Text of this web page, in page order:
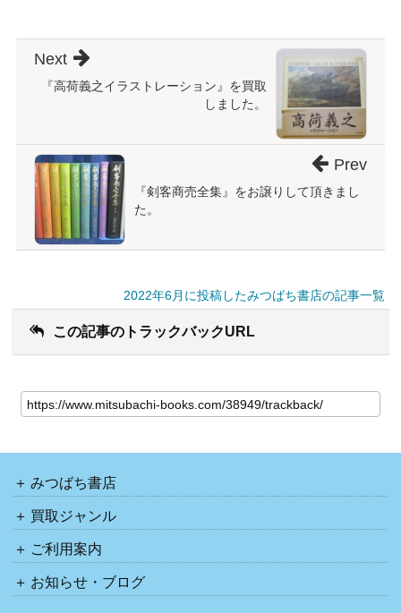
『高荷義之イラストレーション』を買取
しました。
Next
『剣客商売全集』をお譲りして頂きまし
た。
Prev
2022年6月に投稿したみつばち書店の記事一覧
この記事のトラックバックURL
みつばち書店
買取ジャンル
ご利用案内
お知らせ・ブログ